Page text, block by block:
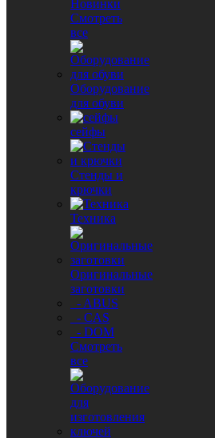
Новинки
Смотреть
все
Оборудование
для обуви
сейфы
Стенды и
крючки
Техника
Оригинальные
заготовки
- ABUS
- CAS
- DOM
Смотреть
все